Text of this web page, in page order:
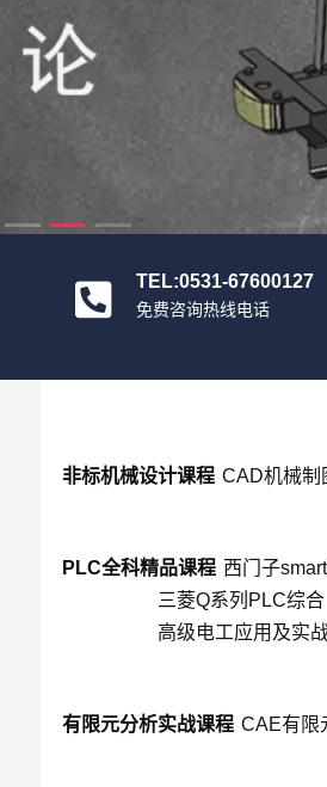
TEL:0531-67600127
免费咨询热线电话
非标机械设计课程 CAD机械制
PLC全科精品课程 西门子
三菱Q系列PLC综合
高级电工应用及实战
有限元分析实战课程 CAE有限